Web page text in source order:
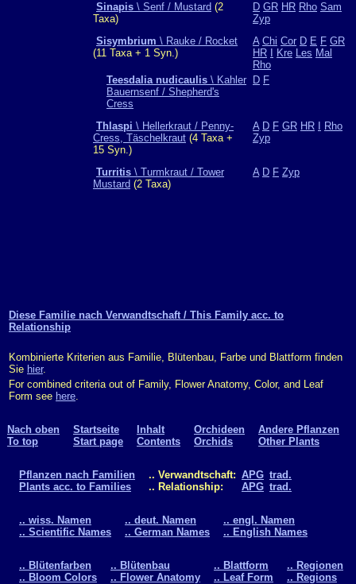
Sinapis \ Senf / Mustard (2
Taxa)
D GR HR Rho Sam
Zyp
Sisymbrium \ Rauke / Rocket
(11 Taxa + 1 Syn.)
A Chi Cor D E F GR
HR
Kre Les Mal
Rho
Teesdalia nudicaulis \ Kahler
Bauernsenf / Shepherd's
Cress
D F
Thlaspi \ Hellerkraut / Penny-
Cress, Täschelkraut (4 Taxa +
15 Syn.)
A D F GR HR
Rho
Zyp
Turritis \ Turmkraut / Tower
Mustard (2 Taxa)
A D F Zyp
Diese Familie nach Verwandtschaft / This Family acc. to
Relationship
Kombinierte Kriterien aus Familie, Blütenbau, Farbe und Blattform finden
Sie hier.
For combined criteria out of Family, Flower Anatomy, Color, and Leaf
Form see here.
Nach oben
To top
Startseite
Start page
Inhalt
Contents
Orchideen
Orchids
Andere Pflanzen
Other Plants
Pflanzen nach Familien
Plants acc. to Families
.. Verwandtschaft:
.. Relationship:
APG
APG
trad.
trad.
.. wiss. Namen
.. Scientific Names
.. deut. Namen
.. German Names
.. engl. Namen
.. English Names
.. Blütenfarben
.. Bloom Colors
.. Blütenbau
.. Flower Anatomy
.. Blattform
.. Leaf Form
.. Regionen
.. Regions